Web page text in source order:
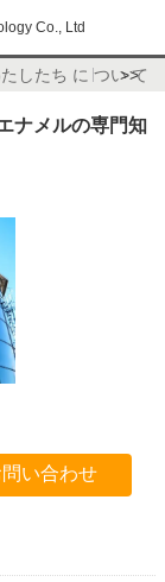
Co., Ltd
したち に つい て
>>
ナメルの専門知
問い合わせ